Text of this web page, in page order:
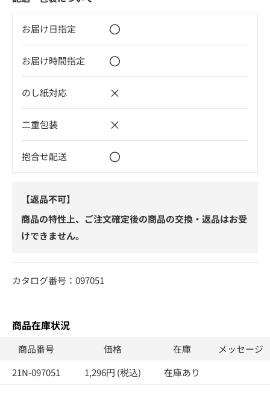
お届け日指定 〇
お届け時間指定 〇
のし紙対応 ×
二重包装 ×
抱合せ配送 〇
【返品不可】
商品の特性上、ご注文確定後の商品の交換・返品はお受
けできません。
カタログ番号：097051
商品在庫状況
商品番号 価格 在庫
メッセージ
21N-097051
1,296円 (税込) 在庫あり